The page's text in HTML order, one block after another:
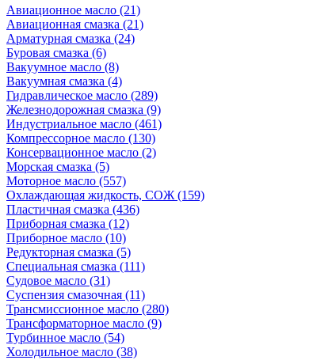
Авиационное масло (21)
Авиационная смазка (21)
Арматурная смазка (24)
Буровая смазка (6)
Вакуумное масло (8)
Вакуумная смазка (4)
Гидравлическое масло (289)
Железнодорожная смазка (9)
Индустриальное масло (461)
Компрессорное масло (130)
Консервационное масло (2)
Морская смазка (5)
Моторное масло (557)
Охлаждающая жидкость, СОЖ (159)
Пластичная смазка (436)
Приборная смазка (12)
Приборное масло (10)
Редукторная смазка (5)
Специальная смазка (111)
Судовое масло (31)
Суспензия смазочная (11)
Трансмиссионное масло (280)
Трансформаторное масло (9)
Турбинное масло (54)
Холодильное масло (38)